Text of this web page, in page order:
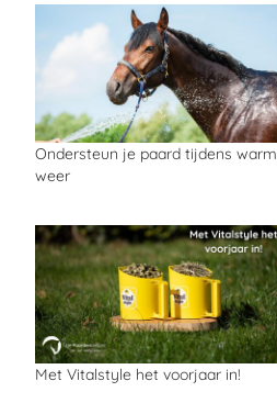
Ondersteun je paard tijdens warm
weer
Met Vitalstyle het voorjaar in!